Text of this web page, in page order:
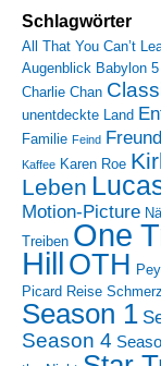
Schlagwörter
All That You Can’t
Augenblick Babylon 5
Charlie Chan
unentdeckte Land
Familie Feind Freund
Kaffee Karen Roe
Leben
Motion-Picture
Treiben One
Hill OTH
Picard Reise Schmerz
Season 1
Season 4